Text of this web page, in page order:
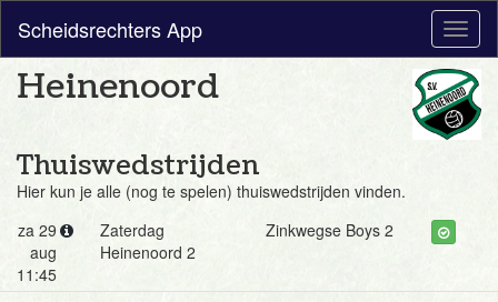
Scheidsrechters App
Heinenoord
Thuiswedstrijden
Hier kun je alle (nog te spelen) thuiswedstrijden vinden.
za 29
aug
11:45
Zaterdag
Heinenoord 2
Zinkwegse Boys 2